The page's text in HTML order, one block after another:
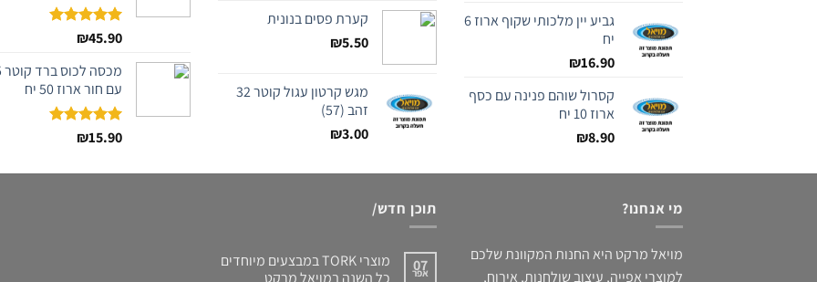
גביע יין מלכותי שקוף ארוז 6
יח
₪16.90
קסרול שוהם פנינה עם כסף
ארוז 10 יח
₪8.90
קערת פסים בנונית
₪5.50
מגש קרטון עגול קוטר 32
זהב (57)
₪3.00
דורג5.00
₪45.90
עם חור ארוז 50 יח
דורג5.00
₪15.90
מי אנחנו?
מויאל מרקט היא החנות המקוונת שלכם
למוצרי אפייה, עיצוב שולחנות, אירוח,
תוכן חדש/
07
אפר
מוצרי TORK במבצעים מיוחדים